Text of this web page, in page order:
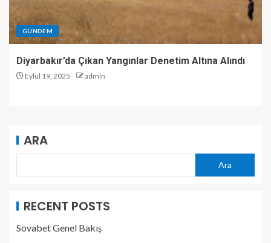
GÜNDEM
Diyarbakır’da Çıkan Yangınlar Denetim Altına Alındı
Eylül 19, 2025 admin
ARA
Ara
RECENT POSTS
Sovabet Genel Bakış